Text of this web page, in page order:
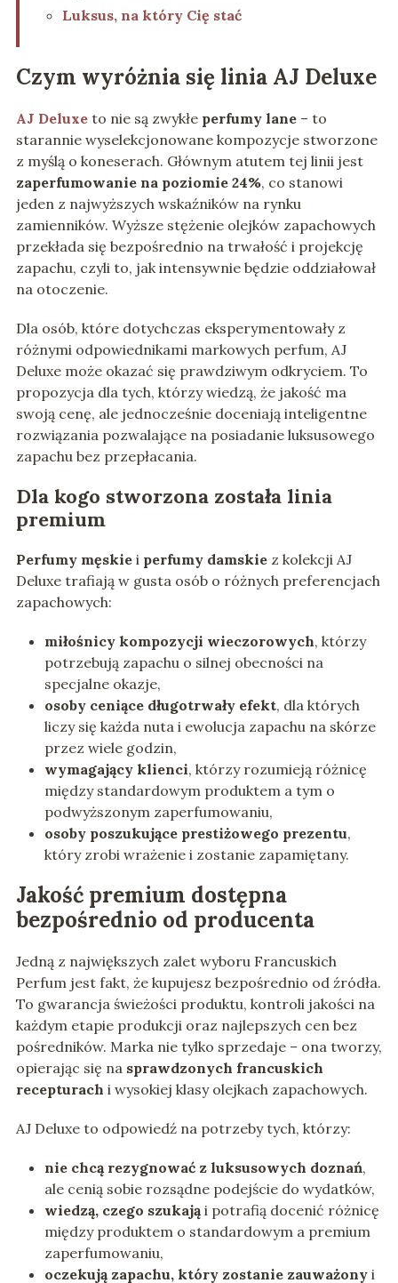
Luksus, na który Cię stać
Czym wyróżnia się linia AJ Deluxe
AJ Deluxeto nie są zwykłe perfumy lane– to
starannie wyselekcjonowane kompozycje stworzone
z myślą o koneserach. Głównym atutem tej linii jest
zaperfumowanie na poziomie 24%, co stanowi
jeden z najwyższych wskaźników na rynku
zamienników. Wyższe stężenie olejków zapachowych
przekłada się bezpośrednio na trwałość i projekcję
zapachu, czyli to, jak intensywnie będzie oddziałował
na otoczenie.
Dla osób, które dotychczas eksperymentowały z
różnymi odpowiednikami markowych perfum, AJ
Deluxe może okazać się prawdziwym odkryciem. To
propozycja dla tych, którzy wiedzą, że jakość ma
swoją cenę, ale jednocześnie doceniają inteligentne
rozwiązania pozwalające na posiadanie luksusowego
zapachu bez przepłacania.
Dla kogo stworzona została linia
premium
Perfumy męskiei perfumy damskiez kolekcji AJ
Deluxe trafiają w gusta osób o różnych preferencjach
zapachowych:
miłośnicy kompozycji wieczorowych, którzy
potrzebują zapachu o silnej obecności na
specjalne okazje,
osoby ceniące długotrwały efekt, dla których
liczy się każda nuta i ewolucja zapachu na skórze
przez wiele godzin,
wymagający klienci, którzy rozumieją różnicę
między standardowym produktem a tym o
podwyższonym zaperfumowaniu,
osoby poszukujące prestiżowego prezentu,
który zrobi wrażenie i zostanie zapamiętany.
Jakość premium dostępna
bezpośrednio od producenta
Jedną z największych zalet wyboru Francuskich
Perfum jest fakt, że kupujesz bezpośrednio od źródła.
To gwarancja świeżości produktu, kontroli jakości na
każdym etapie produkcji oraz najlepszych cen bez
pośredników. Marka nie tylko sprzedaje – ona tworzy,
opierając się na sprawdzonych francuskich
recepturach i wysokiej klasy olejkach zapachowych.
AJ Deluxe to odpowiedź na potrzeby tych, którzy:
nie chcą rezygnować z luksusowych doznań,
ale cenią sobie rozsądne podejście do wydatków,
wiedzą, czego szukająi potrafią docenić różnicę
między produktem o standardowym a premium
zaperfumowaniu,
oczekują zapachu, który zostanie zauważonyi